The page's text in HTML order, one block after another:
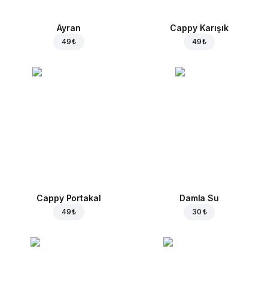
Ayran
49 ₺
Cappy Karışık
49 ₺
Cappy Portakal
49 ₺
Damla Su
30 ₺